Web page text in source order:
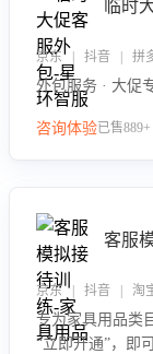
临时
京东 | 抖音 | 拼
外包服务 · 大促
咨询体验已售889+
客服
京东 | 抖音 | 淘
专为家具用品类
“立即开通”，即